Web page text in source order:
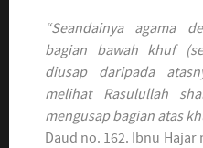
“Seandainya agama
bagian bawah khuf
diusap daripada
melihat Rasulullah
mengusap bagian atas
Daud no. 162. Ibnu